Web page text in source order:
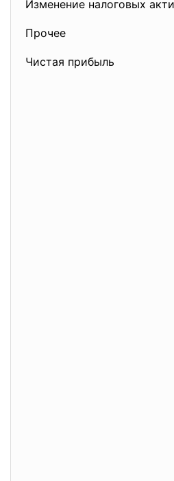
Изменение налоговых
Прочее
Чистая прибыль